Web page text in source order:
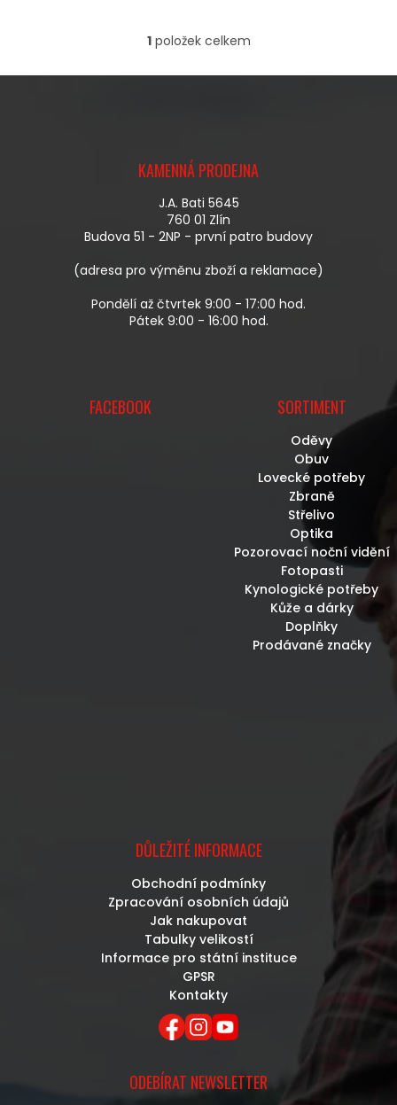
O
L
Í
P
R
V
K
V
P
I
1položek celkem
KAMENNÁ PRODEJNA
J.A. Bati 5645
760 01 Zlín
Budova 51 - 2NP - první patro budovy
(adresa pro výměnu zboží a reklamace)
Pondělí až čtvrtek 9:00 - 17:00 hod.
Pátek 9:00 - 16:00 hod.
FACEBOOK SORTIMENT
Oděvy
Obuv
Lovecké potřeby
Zbraně
Střelivo
Optika
Pozorovací noční vidění
Fotopasti
Kynologické potřeby
Kůže a dárky
Doplňky
Prodávané značky
DŮLEŽITÉ INFORMACE
Obchodní podmínky
Zpracování osobních údajů
Jak nakupovat
Tabulky velikostí
Informace pro státní instituce
GPSR
Kontakty
ODEBÍRAT NEWSLETTER